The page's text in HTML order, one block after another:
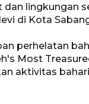
lingkungan
di Kota
perhelatan
Most
aktivitas